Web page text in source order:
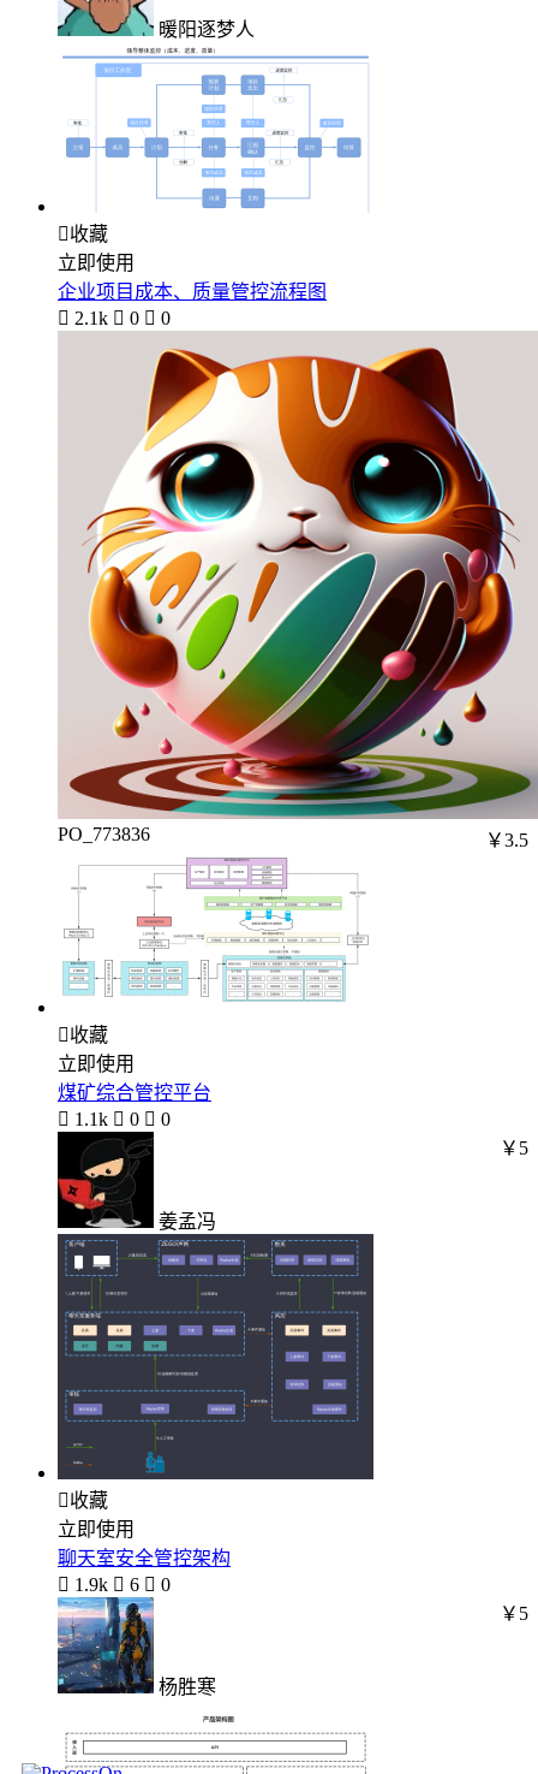
暖阳逐梦人
收藏
立即使用
企业项目成本、质量管控流程图
 2.1k  0  0
PO_773836 ￥3.5
收藏
立即使用
煤矿综合管控平台
 1.1k  0  0
姜孟冯
￥5
收藏
立即使用
聊天室安全管控架构
 1.9k  6  0
杨胜寒
￥5